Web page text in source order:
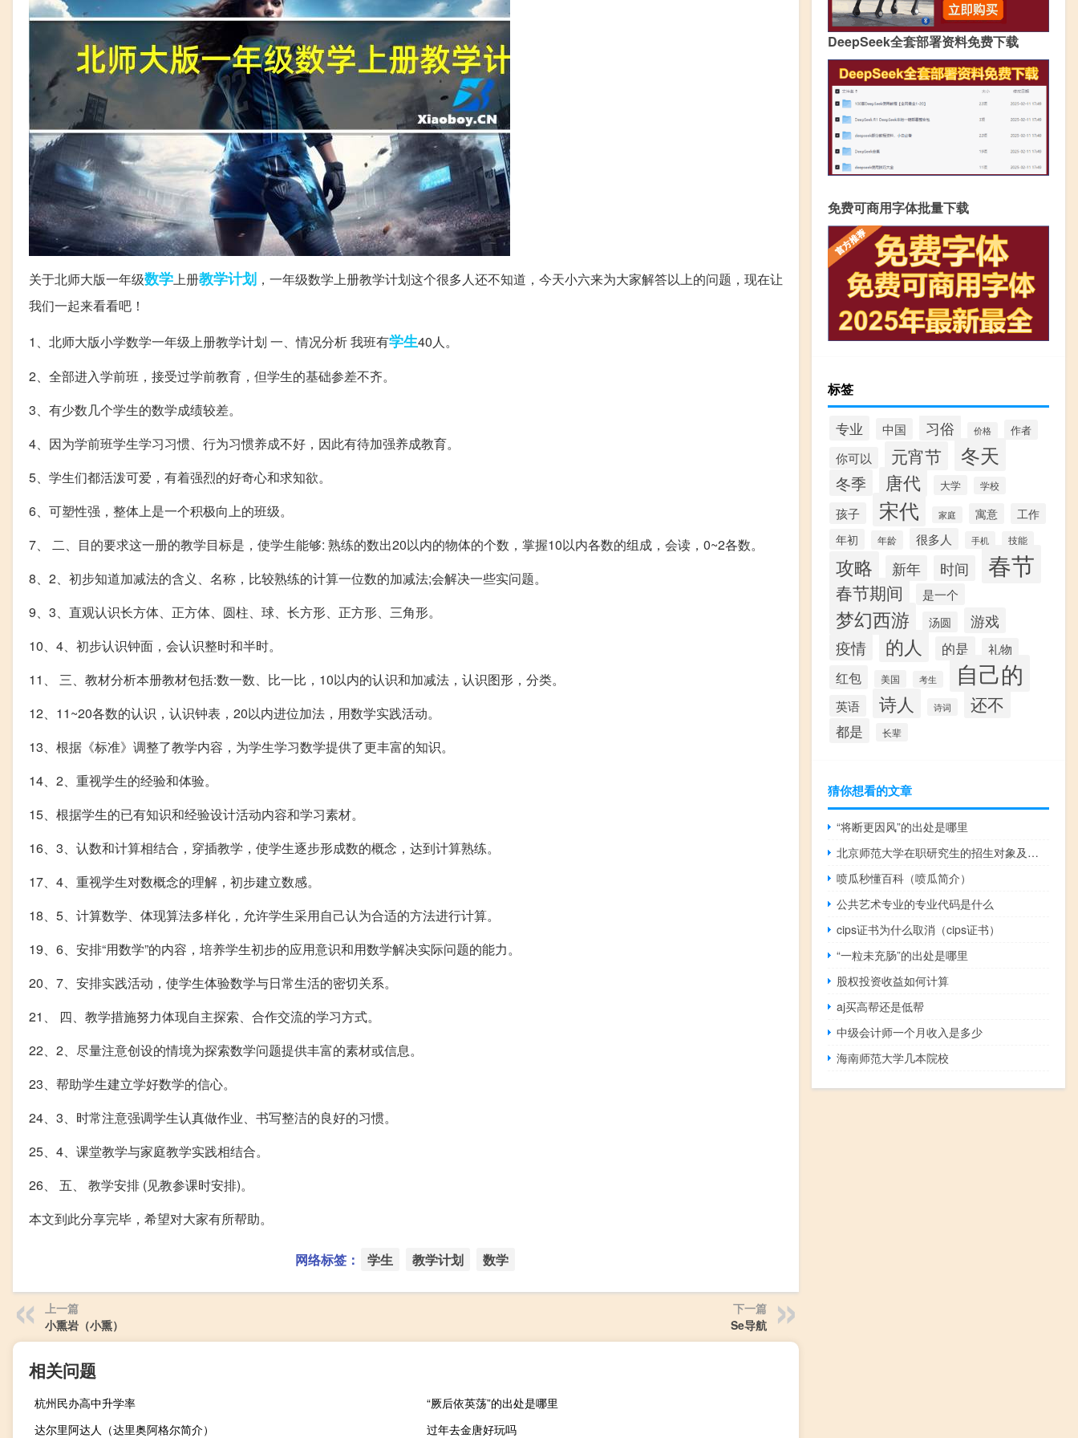
关于北师大版一年级数学上册教学计划 ，一年级数学上册教学计划这个很多人还不知道，今天小六来为大家解答以上的问题，现在让
我们一起来看看吧！
1、北师大版小学数学一年级上册教学计划 一、情况分析 我班有学生40人。
2、全部进入学前班，接受过学前教育，但学生的基础参差不齐。
3、有少数几个学生的数学成绩较差。
4、因为学前班学生学习习惯、行为习惯养成不好，因此有待加强养成教育。
5、学生们都活泼可爱，有着强烈的好奇心和求知欲。
6、可塑性强，整体上是一个积极向上的班级。
7、 二、目的要求这一册的教学目标是，使学生能够: 熟练的数出20以内的物体的个数，掌握10以内各数的组成，会读，0~2各数。
8、2、初步知道加减法的含义、名称，比较熟练的计算一位数的加减法;会解决一些实问题。
9、3、直观认识长方体、正方体、圆柱、球、长方形、正方形、三角形。
10、4、初步认识钟面，会认识整时和半时。
11、 三、教材分析本册教材包括:数一数、比一比，10以内的认识和加减法，认识图形，分类。
12、11~20各数的认识，认识钟表，20以内进位加法，用数学实践活动。
13、根据《标准》调整了教学内容，为学生学习数学提供了更丰富的知识。
14、2、重视学生的经验和体验。
15、根据学生的已有知识和经验设计活动内容和学习素材。
16、3、认数和计算相结合，穿插教学，使学生逐步形成数的概念，达到计算熟练。
17、4、重视学生对数概念的理解，初步建立数感。
18、5、计算数学、体现算法多样化，允许学生采用自己认为合适的方法进行计算。
19、6、安排“用数学”的内容，培养学生初步的应用意识和用数学解决实际问题的能力。
20、7、安排实践活动，使学生体验数学与日常生活的密切关系。
21、 四、教学措施努力体现自主探索、合作交流的学习方式。
22、2、尽量注意创设的情境为探索数学问题提供丰富的素材或信息。
23、帮助学生建立学好数学的信心。
24、3、时常注意强调学生认真做作业、书写整洁的良好的习惯。
25、4、课堂教学与家庭教学实践相结合。
26、 五、 教学安排 (见教参课时安排)。
本文到此分享完毕，希望对大家有所帮助。
网络标签： 学生 教学计划 数学
上一篇
小熏岩（小熏）
下一篇
Se导航
相关问题
杭州民办高中升学率
“厥后依英荡”的出处是哪里
达尔里阿达人（达里奥阿格尔简介）
过年去金唐好玩吗
DeepSeek全套部署资料免费下载
免费可商用字体批量下载
标签
专业 中国 习俗 价格 作者
你可以 元宵节 冬天
冬季 唐代 大学 学校
孩子 宋代 家庭 寓意
工作
年初
年龄 很多人 手机 技能
攻略 新年 时间 春节
春节期间 是一个
梦幻西游 汤圆 游戏
疫情 的人 的是 礼物
红包 美国 考生 自己的
英语 诗人 诗词 还不
都是 长辈
猜你想看的文章
“将断更因风”的出处是哪里
北京师范大学在职研究生的招生对象及学制学费
喷瓜秒懂百科（喷瓜简介）
公共艺术专业的专业代码是什么
cips证书为什么取消（cips证书）
“一粒未充肠”的出处是哪里
股权投资收益如何计算
aj买高帮还是低帮
中级会计师一个月收入是多少
海南师范大学几本院校